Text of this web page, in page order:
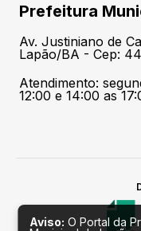
Prefeitura
Av. Justiniano de
Lapão/BA - Cep:
Atendimento:
12:00 e 14:00 as
Aviso: O Portal da